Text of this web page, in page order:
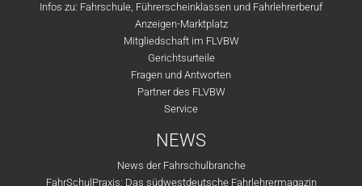
Infos zu: Fahrschule, Führerscheinklassen und Fahrlehrerberuf
Anzeigen-Marktplatz
Mitgliedschaft im FLVBW
Gerichtsurteile
Fragen und Antworten
Partner des FLVBW
Service
NEWS
News der Fahrschulbranche
FahrSchulPraxis: Das südwestdeutsche Fahrlehrermagazin